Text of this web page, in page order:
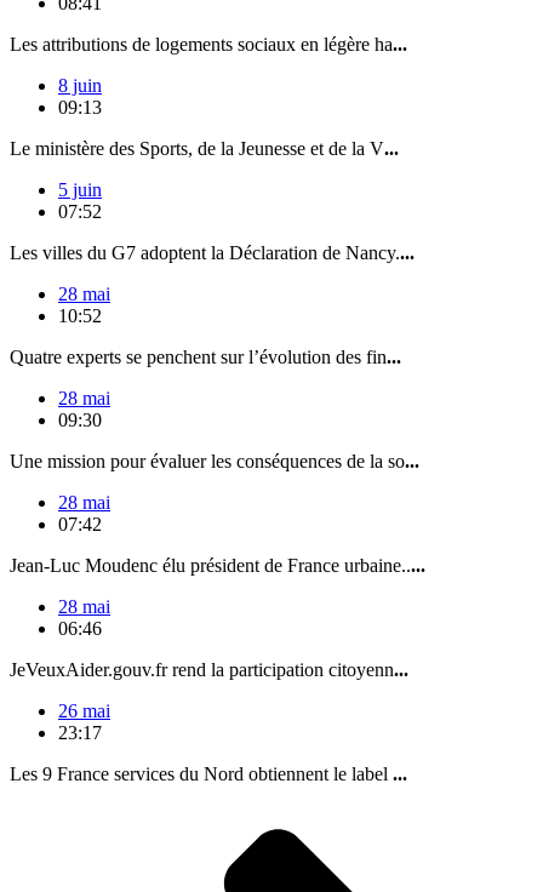
Les attributions de logements sociaux en légère ha...
8 juin
09:13
Le ministère des Sports, de la Jeunesse et de la V...
5 juin
07:52
Les villes du G7 adoptent la Déclaration de Nancy....
28 mai
10:52
Quatre experts se penchent sur l’évolution des fin...
28 mai
09:30
Une mission pour évaluer les conséquences de la so...
28 mai
07:42
Jean-Luc Moudenc élu président de France urbaine.....
28 mai
06:46
JeVeuxAider.gouv.fr rend la participation citoyenn...
26 mai
23:17
Les 9 France services du Nord obtiennent le label ...